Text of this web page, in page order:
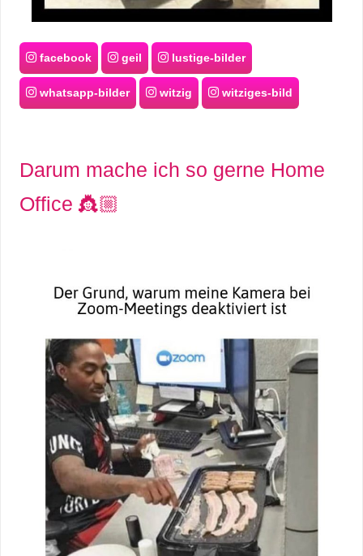
facebook geil lustige-bilder
whatsapp-bilder witzig witziges-bild
Darum mache ich so gerne Home
Office 👸🏼